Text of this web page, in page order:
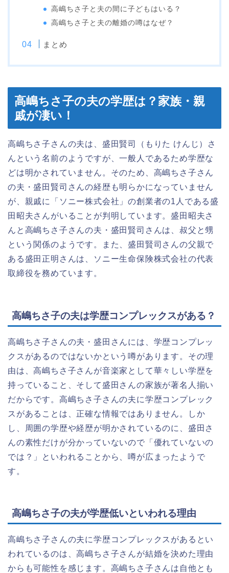
高嶋ちさ子と夫の間に子どもはいる？
高嶋ちさ子と夫の離婚の噂はなぜ？
まとめ
高嶋ちさ子の夫の学歴は？家族・親
戚が凄い！
高嶋ちさ子さんの夫は、盛田賢司（もりた けんじ）さ
んという名前のようですが、一般人であるため学歴な
どは明かされていません。そのため、高嶋ちさ子さん
の夫・盛田賢司さんの経歴も明らかになっていません
が、親戚に「ソニー株式会社」の創業者の1人である盛
田昭夫さんがいることが判明しています。盛田昭夫さ
んと高嶋ちさ子さんの夫・盛田賢司さんは、叔父と甥
という関係のようです。また、盛田賢司さんの父親で
ある盛田正明さんは、ソニー生命保険株式会社の代表
取締役を務めています。
高嶋ちさ子の夫は学歴コンプレックスがある？
高嶋ちさ子さんの夫・盛田さんには、学歴コンプレッ
クスがあるのではないかという噂があります。その理
由は、高嶋ちさ子さんが音楽家として華々しい学歴を
持っていること、そして盛田さんの家族が著名人揃い
だからです。高嶋ちさ子さんの夫に学歴コンプレック
スがあることは、正確な情報ではありません。しか
し、周囲の学歴や経歴が明かされているのに、盛田さ
んの素性だけが分かっていないので「優れていないの
では？」といわれることから、噂が広まったようで
す。
高嶋ちさ子の夫が学歴低いといわれる理由
高嶋ちさ子さんの夫に学歴コンプレックスがあるとい
われているのは、高嶋ちさ子さんが結婚を決めた理由
からも可能性を感じます。高嶋ちさ子さんは自他とも